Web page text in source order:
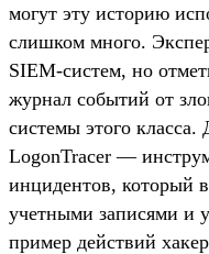
могут эту историю
слишком много.
SIEM-систем, но
журнал событий от
системы этого
LogonTracer —
инцидентов, который
учетными записями и
пример действий